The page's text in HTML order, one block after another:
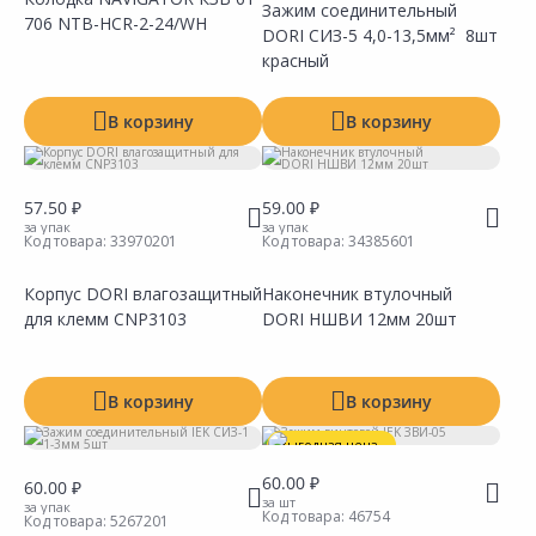
706 NTB-HCR-2-24/WH
В корзину
Зажим соединительный
DORI СИЗ-5 4,0-13,5мм² 8шт
красный
В корзину
57.50 ₽
за упак
Код товара: 33970201
Корпус DORI влагозащитный
для клемм CNP3103
В корзину
59.00 ₽
за упак
Код товара: 34385601
Наконечник втулочный
DORI НШВИ 12мм 20шт
В корзину
60.00 ₽
за упак
Код товара: 5267201
Выгодная цена
60.00 ₽
за шт
Код товара: 46754